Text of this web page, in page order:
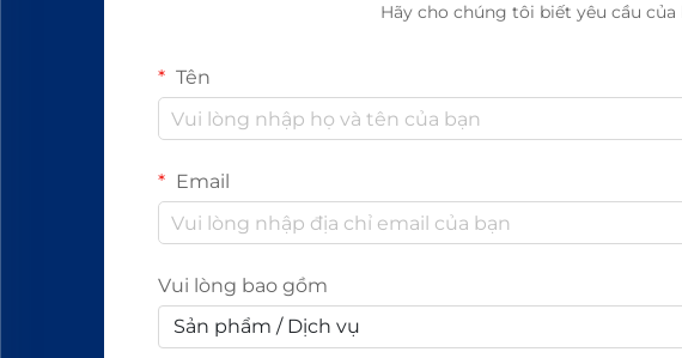
Hãy cho chúng tôi biết yêu cầu
Tên
Email
Vui lòng bao gồm
Sản phẩm / Dịch vụ